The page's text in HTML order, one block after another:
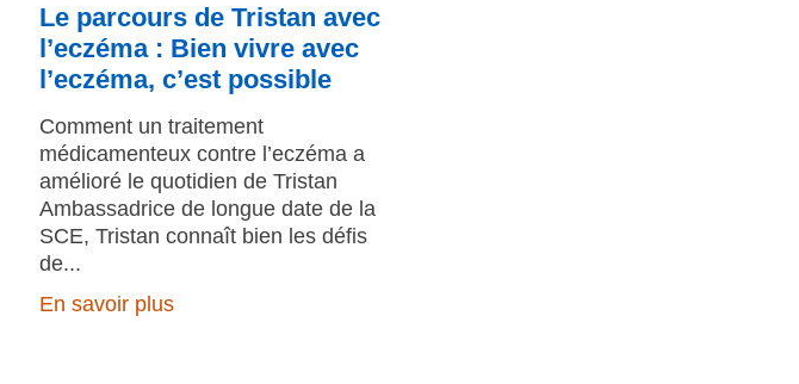
Le parcours de Tristan avec
l’eczéma : Bien vivre avec
l’eczéma, c’est possible
Comment un traitement
médicamenteux contre l’eczéma a
amélioré le quotidien de Tristan
Ambassadrice de longue date de la
SCE, Tristan connaît bien les défis
de
En savoir plus